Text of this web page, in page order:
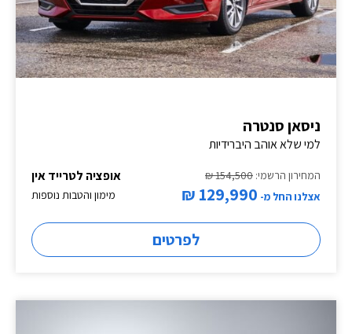
ניסאן סנטרה
למי שלא אוהב היברידיות
אופציה לטרייד אין
המחירון הרשמי: 154,500 ₪
מימון והטבות נוספות
אצלנו החל מ- 129,990 ₪
לפרטים